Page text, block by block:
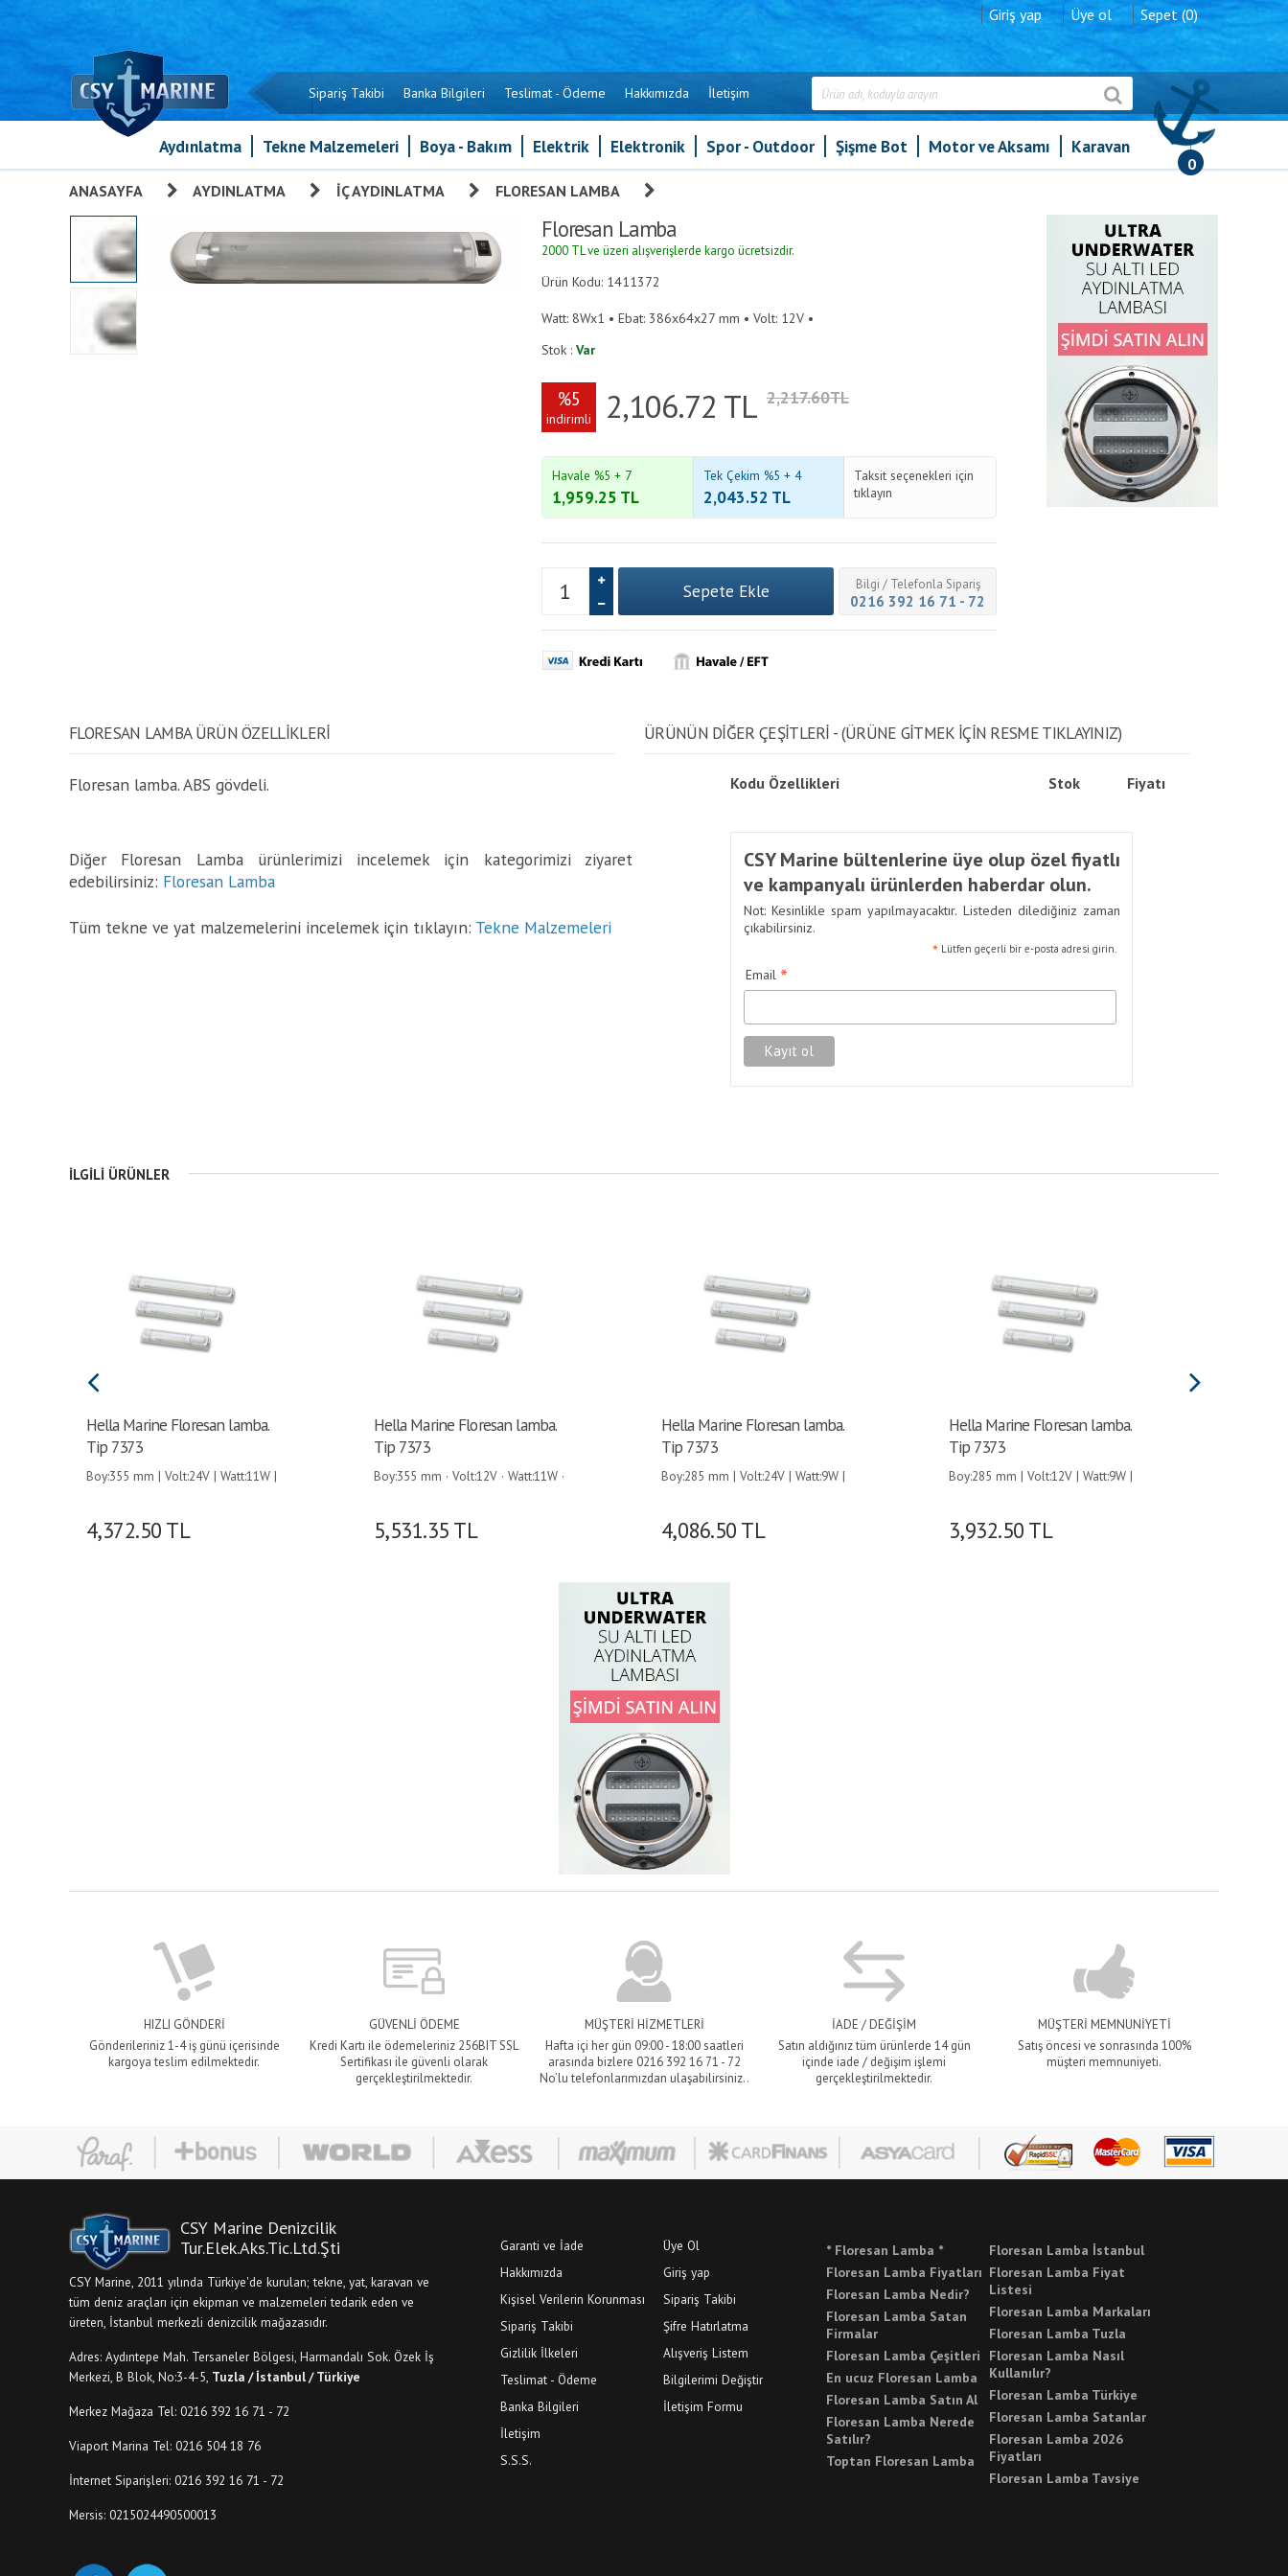
Giriş yap Üye ol Sepet (0)
Sipariş Takibi Banka Bilgileri Teslimat - Ödeme Hakkımızda İletişim
0
Aydınlatma Tekne Malzemeleri Boya - Bakım Elektrik Elektronik Spor - Outdoor Şişme Bot Motor ve Aksamı Karavan
ANASAYFA AYDINLATMA İÇ AYDINLATMA FLORESAN LAMBA
Floresan Lamba
2000 TL ve üzeri alışverişlerde kargo ücretsizdir.
Ürün Kodu: 1411372
Watt: 8Wx1 • Ebat: 386x64x27 mm • Volt: 12V •
Stok : Var
%5
indirimli 2,106.72 TL 2,217.60TL
Havale %5 + 7
1,959.25 TL
Tek Çekim %5 + 4
2,043.52 TL
Taksit seçenekleri için
tıklayın
Bilgi / Telefonla Sipariş
0216 392 16 71 - 72
FLORESAN LAMBA ÜRÜN ÖZELLİKLERİ
Floresan lamba. ABS gövdeli.
Diğer Floresan Lamba ürünlerimizi incelemek için kategorimizi ziyaret
edebilirsiniz: Floresan Lamba
Tüm tekne ve yat malzemelerini incelemek için tıklayın: Tekne Malzemeleri
ÜRÜNÜN DİĞER ÇEŞİTLERİ - (ÜRÜNE GITMEK IÇIN RESME TIKLAYINIZ)
Kodu Özellikleri Stok Fiyatı
CSY Marine bültenlerine üye olup özel fiyatlı
ve kampanyalı ürünlerden haberdar olun.
Not: Kesinlikle spam yapılmayacaktır. Listeden dilediğiniz zaman
çıkabilirsiniz.
* Lütfen geçerli bir e-posta adresi girin.
Email *
İLGILI ÜRÜNLER
Hella Marine Floresan lamba.
Tip 7373
Boy:355 mm | Volt:24V | Watt:11W |
4,372.50 TL
Hella Marine Floresan lamba.
Tip 7373
Boy:355 mm · Volt:12V · Watt:11W ·
5,531.35 TL
Hella Marine Floresan lamba.
Tip 7373
Boy:285 mm | Volt:24V | Watt:9W |
4,086.50 TL
Hella Marine Floresan lamba.
Tip 7373
Boy:285 mm | Volt:12V | Watt:9W |
3,932.50 TL
HIZLI GÖNDERİ
Gönderileriniz 1-4 iş günü içerisinde
kargoya teslim edilmektedir.
GÜVENLİ ÖDEME
Kredi Kartı ile ödemeleriniz 256BIT SSL
Sertifikası ile güvenli olarak
gerçekleştirilmektedir.
MÜŞTERİ HİZMETLERİ
Hafta içi her gün 09:00 - 18:00 saatleri
arasında bizlere 0216 392 16 71 - 72
No’lu telefonlarımızdan ulaşabilirsiniz..
İADE / DEĞİŞİM
Satın aldığınız tüm ürünlerde 14 gün
içinde iade / değişim işlemi
gerçekleştirilmektedir.
MÜŞTERİ MEMNUNİYETİ
Satış öncesi ve sonrasında 100%
müşteri memnuniyeti.
CSY Marine Denizcilik
Tur.Elek.Aks.Tic.Ltd.Şti
CSY Marine, 2011 yılında Türkiye'de kurulan; tekne, yat, karavan ve
tüm deniz araçları için ekipman ve malzemeleri tedarik eden ve
üreten, İstanbul merkezli denizcilik mağazasıdır.
Adres: Aydıntepe Mah. Tersaneler Bölgesi, Harmandalı Sok. Özek İş
Merkezi, B Blok, No:3-4-5, Tuzla / İstanbul / Türkiye
Merkez Mağaza Tel: 0216 392 16 71 - 72
Viaport Marina Tel: 0216 504 18 76
İnternet Siparişleri: 0216 392 16 71 - 72
Mersis: 0215024490500013
Garanti ve İade
Hakkımızda
Kişisel Verilerin Korunması
Sipariş Takibi
Gizlilik İlkeleri
Teslimat - Ödeme
Banka Bilgileri
İletişim
S.S.S.
Üye Ol
Giriş yap
Sipariş Takibi
Şifre Hatırlatma
Alışveriş Listem
Bilgilerimi Değiştir
İletişim Formu
* Floresan Lamba *
Floresan Lamba Fiyatları
Floresan Lamba Nedir?
Floresan Lamba Satan
Firmalar
Floresan Lamba Çeşitleri
En ucuz Floresan Lamba
Floresan Lamba Satın Al
Floresan Lamba Nerede
Satılır?
Toptan Floresan Lamba
Floresan Lamba İstanbul
Floresan Lamba Fiyat
Listesi
Floresan Lamba Markaları
Floresan Lamba Tuzla
Floresan Lamba Nasıl
Kullanılır?
Floresan Lamba Türkiye
Floresan Lamba Satanlar
Floresan Lamba 2026
Fiyatları
Floresan Lamba Tavsiye